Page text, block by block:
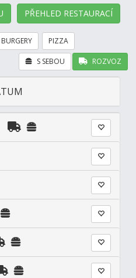
PŘEHLED RESTAURACÍ
BURGERY PIZZA
ROZVOZ
S SEBOU